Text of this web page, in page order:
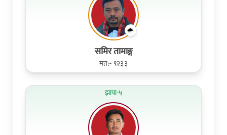
समिर तामाङ्ग
मत:- ९२३३
झापा-५